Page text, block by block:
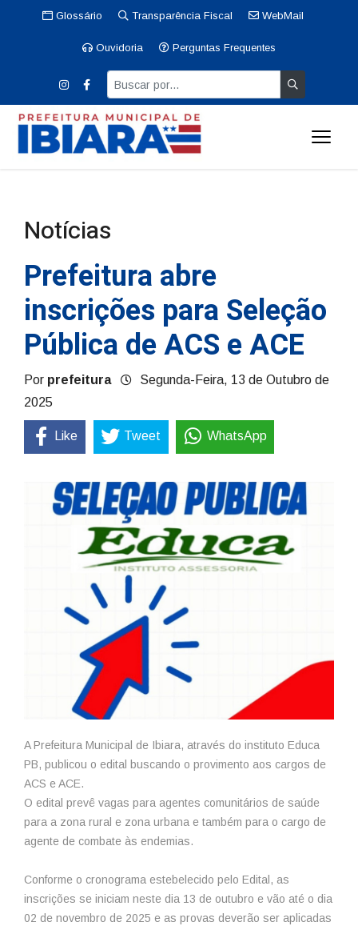
Glossário Transparência Fiscal WebMail
Ouvidoria Perguntas Frequentes
Notícias
Prefeitura abre
inscrições para Seleção
Pública de ACS e ACE
Por prefeitura
Segunda-Feira, 13 de Outubro de
2025
Like Tweet WhatsApp
A Prefeitura Municipal de Ibiara, através do instituto Educa
PB, publicou o edital buscando o provimento aos cargos de
ACS e ACE.
O edital prevê vagas para agentes comunitários de saúde
para a zona rural e zona urbana e também para o cargo de
agente de combate às endemias.
Conforme o cronograma estebelecido pelo Edital, as
inscrições se iniciam neste dia 13 de outubro e vão até o dia
02 de novembro de 2025 e as provas deverão ser aplicadas